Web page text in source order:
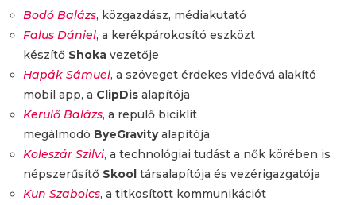
Bodó Balázs, közgazdász, médiakutató
Falus Dániel, a kerékpárokosító eszközt
készítő Shokavezetője
Hapák Sámuel, a szöveget érdekes videóvá alakító
mobil app, a ClipDisalapítója
Kerülő Balázs, a repülő biciklit
megálmodó ByeGravityalapítója
Koleszár Szilvi, a technológiai tudást a nők körében is
népszerűsítő Skooltársalapítója és vezérigazgatója
Kun Szabolcs, a titkosított kommunikációt